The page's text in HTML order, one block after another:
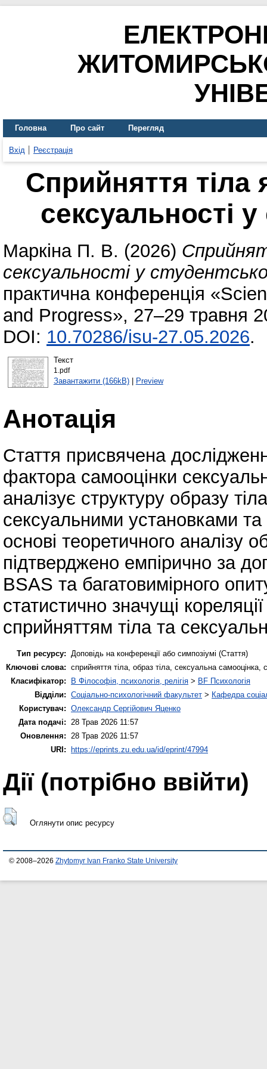
Головна Про сайт Перегляд
Вхід Реєстрація
Сприйняття тіла
сексуальності
Маркіна П. В. (2026)
сексуальності у
практична конференція
and Progress», 27–29 травня
DOI: 10.70286/isu-27.05.2026.
Текст
1.pdf
Завантажити (166kB)| Preview
Анотація
Стаття присвячена
фактора самооцінки
аналізує структуру образу
сексуальними установками
основі теоретичного аналізу
підтверджено емпірично за
BSAS та багатовимірного
статистично значущі
сприйняттям тіла та
Тип ресурсу:
Доповідь на конференції або симпозіумі (Стаття)
Ключові слова: сприйняття тіла, образ тіла, сексуальна
Класифікатор:
B Філософія, психологія, релігія > BF Психологія
Відділи: Соціально-психологічний факультет > Кафедра
Користувач: Олександр Сергійович Яценко
Дата подачі:
28 Трав 2026 11:57
Оновлення:
28 Трав 2026 11:57
URI: https://eprints.zu.edu.ua/id/eprint/47994
Дії ​​(потрібно ввійти)
Оглянути опис ресурсу
© 2008–2026 Zhytomyr Ivan Franko State University